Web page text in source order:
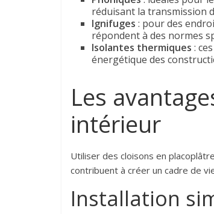
réduisant la transmission
Ignifuges : pour des
répondent à des normes
Isolantes thermiques :
énergétique des
Les
intérieur
Utiliser des cloisons en
contribuent à créer un cadre de
Installation